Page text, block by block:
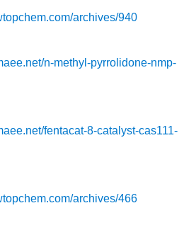
archives/940
n-methyl-pyrrolidone-nmp-
fentacat-8-catalyst-cas111-
archives/466